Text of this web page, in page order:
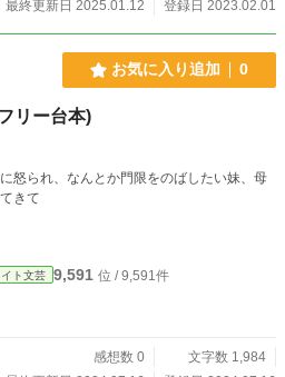
どにも投稿しています。
最終更新日 2025.01.12
登録日 2023.02.01
お気に入り追加 0
リー台本)
怒られ、なんとか門限をのばしたい妹、母
きて
イト文芸 9,591 位 / 9,591件
感想数 0
文字数 1,984